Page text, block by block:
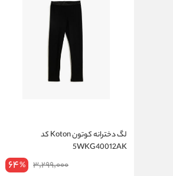
لگ دخترانه کوتون Koton کد
5WKG40012AK
3,299,000
64%